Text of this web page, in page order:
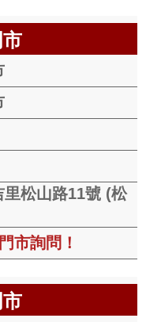
松山路11號 (松
市詢問！